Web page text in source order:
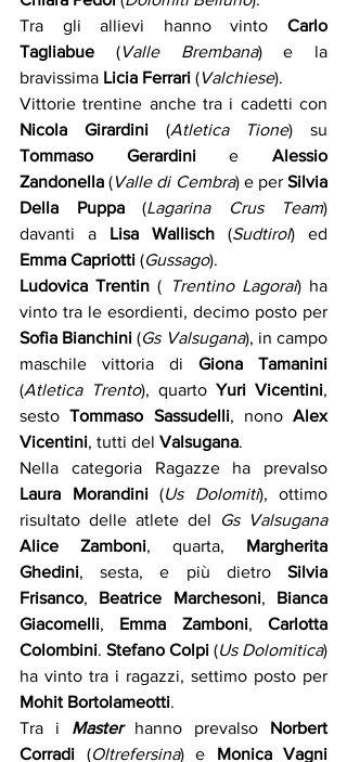
Tra gli allievi hanno vinto Carlo
Tagliabue (Valle Brembana) e la
bravissima Licia Ferrari (Valchiese).
Nicola Girardini (Atletica Tione
Tommaso Gerardini e Alessio
Zandonella (Valle di Cembra) e per Silvia
Della Puppa (Lagarina Crus Team)
davanti a Lisa Wallisch (Sudtirol
Emma Capriotti (Gussago).
Ludovica Trentin ( Trentino Lagorai) ha
Sofia Bianchini (Gs Valsugana), in campo
maschile vittoria di Giona Tamanini
(Atletica Trento), quarto Yuri Vicentini,
sesto Tommaso Sassudelli, nono Alex
Vicentini, tutti del Valsugana.
Laura Morandini (Us Dolomiti), ottimo
risultato delle atlete del
Gs Valsugana
Alice Zamboni, quarta, Margherita
Ghedini, sesta, e più dietro Silvia
Frisanco, Beatrice Marchesoni, Bianca
Giacomelli, Emma Zamboni, Carlotta
Colombini. Stefano Colpi (Us Dolomitica)
Mohit Bortolameotti.
Tra i Master hanno prevalso Norbert
Corradi (Oltrefersina) e Monica Vagni